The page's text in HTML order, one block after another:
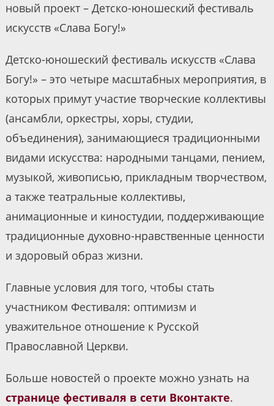
новый проект – Детско-юношеский фестиваль
искусств «Слава Богу!»
Детско-юношеский фестиваль искусств «Слава
Богу!» – это четыре масштабных мероприятия, в
которых примут участие творческие коллективы
(ансамбли, оркестры, хоры, студии,
объединения), занимающиеся традиционными
видами искусства: народными танцами, пением,
музыкой, живописью, прикладным творчеством,
а также театральные коллективы,
анимационные и киностудии, поддерживающие
традиционные духовно-нравственные ценности
и здоровый образ жизни.
Главные условия для того, чтобы стать
участником Фестиваля: оптимизм и
уважительное отношение к Русской
Православной Церкви.
Больше новостей о проекте можно узнать на
странице фестиваля в сети Вконтакте.